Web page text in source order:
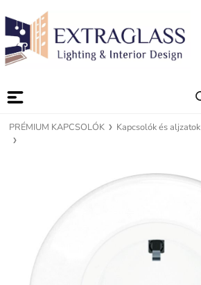
PRÉMIUM KAPCSOLÓK Kapcsolók és aljzatok